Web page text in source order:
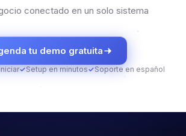
conectado en un solo sistema
tu demo gratuita
✓Setup en minutos✓Soporte en español